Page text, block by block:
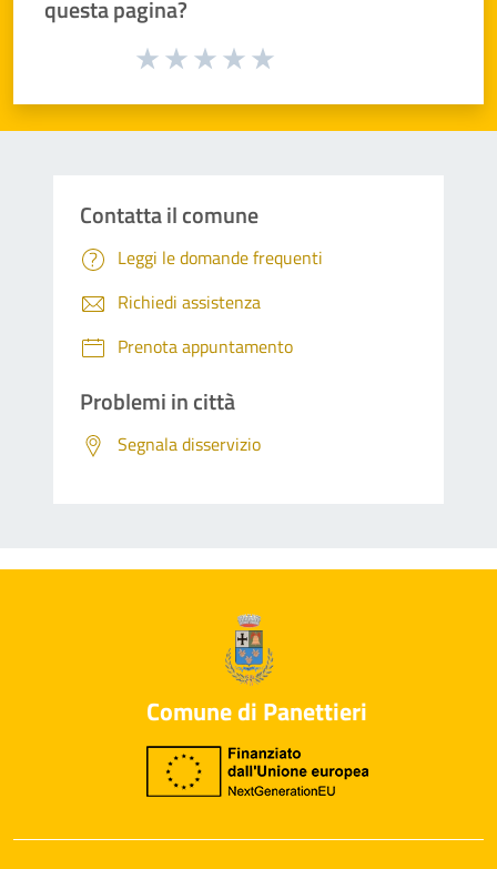
questa pagina?
Valuta da 1 a 5 stelle la pagina
Contatta il comune
Leggi le domande frequenti
Richiedi assistenza
Prenota appuntamento
Problemi in città
Segnala disservizio
Comune di Panettieri